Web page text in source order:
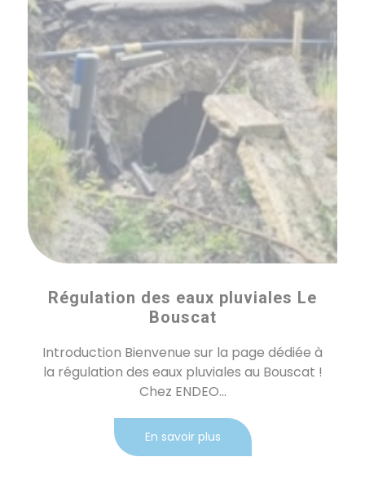
Régulation des eaux pluviales Le
Bouscat
Introduction Bienvenue sur la page dédiée à
la régulation des eaux pluviales au Bouscat !
Chez ENDEO...
En savoir plus